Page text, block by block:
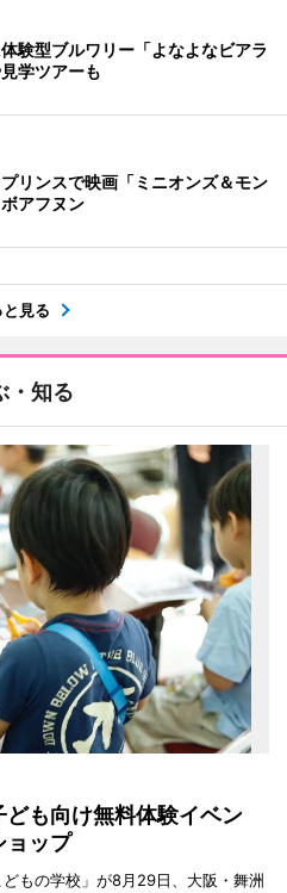
験型ブルワリー「よなよなビアラ
学ツアーも
リンスで映画「ミニオンズ＆モン
アフヌン
と見る
・知る
も向け無料体験イベン
ップ
もの学校」が8月29日、大阪・舞洲